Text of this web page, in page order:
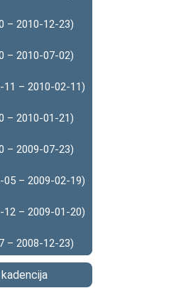
– 2010-12-23)
– 2010-07-02)
11 – 2010-02-11)
– 2010-01-21)
– 2009-07-23)
05 – 2009-02-19)
12 – 2009-01-20)
– 2008-12-23)